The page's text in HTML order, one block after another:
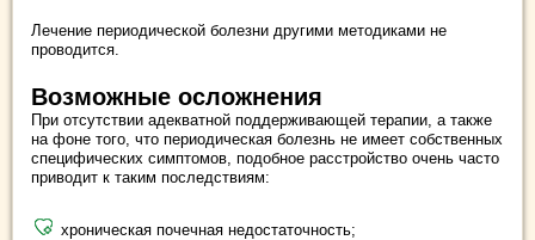
Лечение периодической болезни другими методиками не
проводится.
Возможные осложнения
При отсутствии адекватной поддерживающей терапии, а также
на фоне того, что периодическая болезнь не имеет собственных
специфических симптомов, подобное расстройство очень часто
приводит к таким последствиям:
хроническая почечная недостаточность;